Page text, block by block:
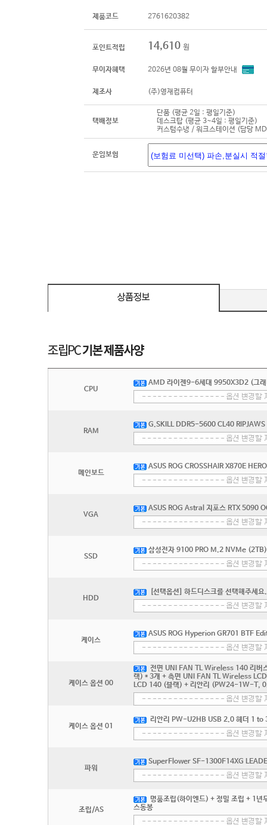
제품코드 2761620382
포인트적립 14,610 원
무이자혜택 2026년 08월 무이자 할부안내
제조사 (주)영재컴퓨터
택배정보
단품 (평균 2일 : 평일기준)
데스크탑 (평균 3~4일 : 평일기준)
커스텀수냉 / 워크스테이션 (담당
운임보험
CPU
AMD 라이젠9-6세대 9950X3D2 (그
RAM
G.SKILL DDR5-5600 CL40
메인보드
ASUS ROG CROSSHAIR X870E
VGA
ASUS ROG Astral 지포스 RTX 5090
SSD
삼성전자 9100 PRO M.2 NVMe (2TB)
HDD
[선택옵션] 하드디스크를 선택해주세요.
케이스
ASUS ROG Hyperion GR701 BTF
케이스 옵션 00
전면 UNI FAN TL Wireless 140 리
랙) * 3개 + 측면 UNI FAN TL Wireless
LCD 140 (블랙) + 리안리 (PW24-1W-T,
케이스 옵션 01
리안리 PW-U2HB USB 2.0 헤더 1 to
파워
SuperFlower SF-1300F14XG
조립/AS
명품조립(하이엔드) + 정밀 조립 + 1년
스동봉